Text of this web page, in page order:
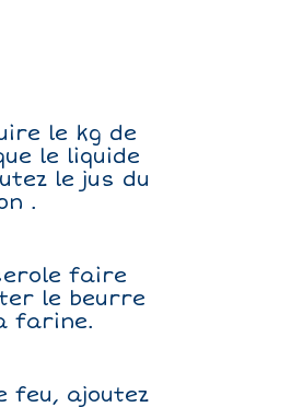
le kg de
le liquide
le jus du
.
faire
le beurre
farine.
feu, ajoutez